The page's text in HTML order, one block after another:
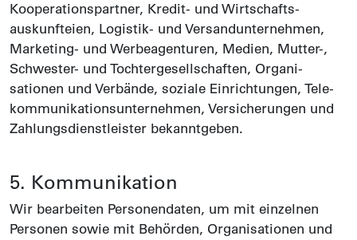
Kooperations­partner, Kredit- und Wirtschafts­
auskunfteien, Logistik- und Versand­unternehmen,
Marketing- und Werbe­agenturen, Medien, Mutter-,
Schwester- und Tochter­gesell­schaften, Organi­
sationen und Verbände, soziale Ein­richtungen, Tele­
kommunikations­unternehmen, Ver­sicherungen und
Zahlungs­dienst­leister bekannt­geben.
5. Kommunikation
Wir bearbeiten Personen­daten, um mit einzelnen
Personen sowie mit Behörden, Organi­sationen und